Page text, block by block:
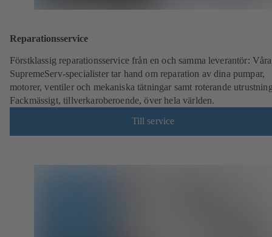
Reparationsservice
Förstklassig reparationsservice från en och samma leverantör:
SupremeServ-specialister tar hand om reparation av dina pumpar,
motorer, ventiler och mekaniska tätningar samt roterande
Fackmässigt, tillverkaroberoende, över hela världen.
Till service